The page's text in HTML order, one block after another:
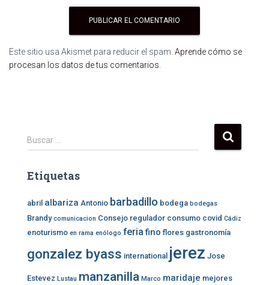
Este sitio usa Akismet para reducir el spam. Aprende cómo se
procesan los datos de tus comentarios
B
u
c
r
:
Buscar …
Etiquetas
abril albariza Antonio barbadillo bodega bodegas
Brandy comunicacion Consejo regulador consumo covid Cádiz
enoturismo en rama enólogo feria fino flores gastronomía
gonzalez byass international jerez Jose
Estevez Lustau manzanilla Marco maridaje mejores